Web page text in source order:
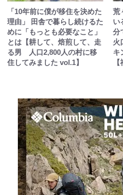
「10年前に僕が移住を決めた
理由」 田舎で暮らし続けるた
めに「もっとも必要なこと」
とは【耕して、焙煎して、走
る男 人口2,800人の村に移
住してみました vol.1】
荒
い
分
火
キ